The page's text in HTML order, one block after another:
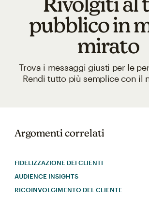
pubblico in
mirato
Trova i messaggi giusti per le
Rendi tutto più semplice con il
Argomenti correlati
FIDELIZZAZIONE DEI CLIENTI
AUDIENCE INSIGHTS
RICOINVOLGIMENTO DEL CLIENTE